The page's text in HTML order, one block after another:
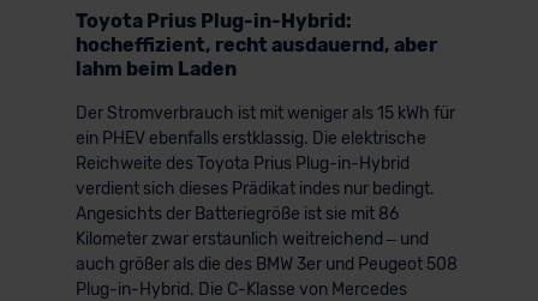
Toyota Prius Plug-in-Hybrid:
hocheffizient, recht ausdauernd, aber
lahm beim Laden
Der Stromverbrauch ist mit weniger als 15 kWh für
ein PHEV ebenfalls erstklassig. Die elektrische
Reichweite des Toyota Prius Plug-in-Hybrid
verdient sich dieses Prädikat indes nur bedingt.
Angesichts der Batteriegröße ist sie mit 86
Kilometer zwar erstaunlich weitreichend – und
auch größer als die des BMW 3er und Peugeot 508
Plug-in-Hybrid. Die C-Klasse von Mercedes